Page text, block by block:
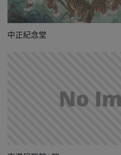
中正紀念堂